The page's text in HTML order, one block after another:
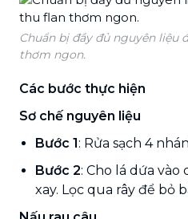
Chuẩn bị đầy đủ nguyên liệu
thơm ngon.
Các bước thực hiện
Sơ chế nguyên liệu
Bước 1: Rửa sạch 4
Bước 2: Cho lá dứa
xay. Lọc qua rây để bỏ